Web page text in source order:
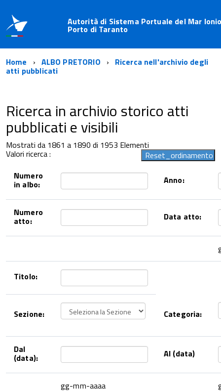
Autorità di Sistema Portuale del Mar
Porto di Taranto
Home ALBO PRETORIO Ricerca nell'archivio degli
atti pubblicati
Ricerca in archivio storico atti
pubblicati e visibili
Mostrati da 1861 a 1890 di 1953 Elementi
Valori ricerca :
Numero
in albo: Anno:
Numero
atto: Data atto:
Titolo:
Sezione: Categoria:
Dal
(data): Al (data)
gg-mm-aaaa